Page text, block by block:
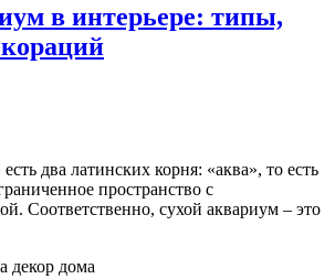
в интерьере: типы,
два латинских корня: «аква», то есть
пространство с
Соответственно, сухой аквариум – это